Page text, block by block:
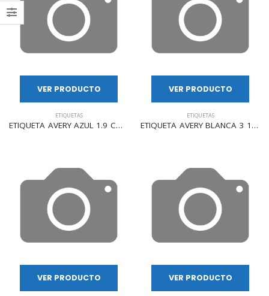
VER PRODUCTO
ETIQUETAS
ETIQUETA AVERY AZUL 1.9 CM 1008 PZAS 2103
VER PRODUCTO
ETIQUETAS
ETIQUETA AVERY BLANCA 3 1/2 X 15/16 CONTINUA C/5000 MOD 4013
VER PRODUCTO VER PRODUCTO